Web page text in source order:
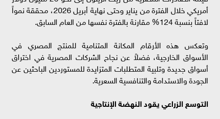
أمريكي خلال الفترة من يناير وحتى نهاية أبريل 2026، محققة نمواً
لافتاً بنسبة 124% مقارنة بالفترة نفسها من العام السابق.
وتعكس هذه الأرقام المكانة المتنامية للمنتج المصري في
الأسواق الخارجية، فضلاً عن نجاح الشركات المصرية في اختراق
أسواق جديدة وتلبية المتطلبات المتزايدة للمستوردين الباحثين عن
الجودة والاستدامة والتنافسية السعرية.
التوسع الزراعي يقود النهضة الإنتاجية